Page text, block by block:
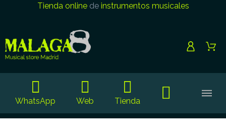
Tienda onlinede instrumentos musicales
WhatsApp Web Tienda